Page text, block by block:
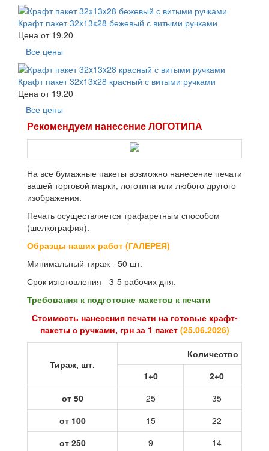
Крафт пакет 32x13x28 бежевый с витыми ручками
Цена от 19.20
Все цены
Крафт пакет 32x13x28 красный с витыми ручками
Цена от 19.20
Все цены
Рекомендуем нанесение ЛОГОТИПА
На все бумажные пакеты возможно нанесение печати
вашей торговой марки, логотипа или любого другого
изображения.
Печать осуществляется трафаретным способом
(шелкография).
Образцы наших работ (ГАЛЕРЕЯ)
Минимальный тираж - 50 шт.
Срок изготовления - 3-5 рабочих дня.
Требования к подготовке макетов к печати
Стоимость нанесения печати на готовые крафт-
пакеты с ручками, грн за 1 пакет (25.06.2026)
Тираж, шт.
Количество
1+0
2+0
от 50
25
35
от 100
15
22
от 250
9
14